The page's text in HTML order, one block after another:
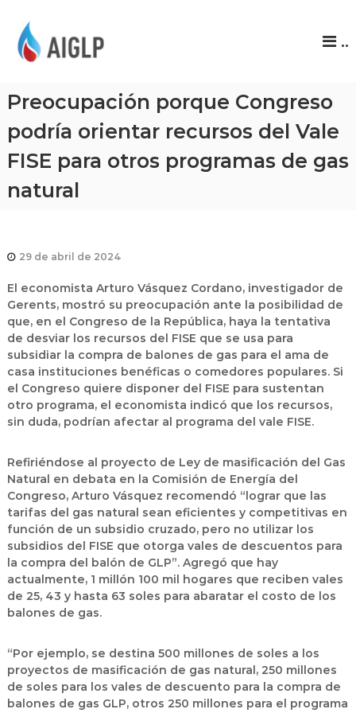
P
..
Preocupación porque Congreso
podría orientar recursos del Vale
FISE para otros programas de gas
natural
29 de abril de 2024
El economista Arturo Vásquez Cordano, investigador de
Gerents, mostró su preocupación ante la posibilidad de
que, en el Congreso de la República, haya la tentativa
de desviar los recursos del FISE que se usa para
subsidiar la compra de balones de gas para el ama de
casa instituciones benéficas o comedores populares. Si
el Congreso quiere disponer del FISE para sustentan
otro programa, el economista indicó que los recursos,
sin duda, podrían afectar al programa del vale FISE.
Refiriéndose al proyecto de Ley de masificación del Gas
Natural en debata en la Comisión de Energía del
Congreso, Arturo Vásquez recomendó “lograr que las
tarifas del gas natural sean eficientes y competitivas en
función de un subsidio cruzado, pero no utilizar los
subsidios del FISE que otorga vales de descuentos para
la compra del balón de GLP”. Agregó que hay
actualmente, 1 millón 100 mil hogares que reciben vales
de 25, 43 y hasta 63 soles para abaratar el costo de los
balones de gas.
“Por ejemplo, se destina 500 millones de soles a los
proyectos de masificación de gas natural, 250 millones
de soles para los vales de descuento para la compra de
balones de gas GLP, otros 250 millones para el programa